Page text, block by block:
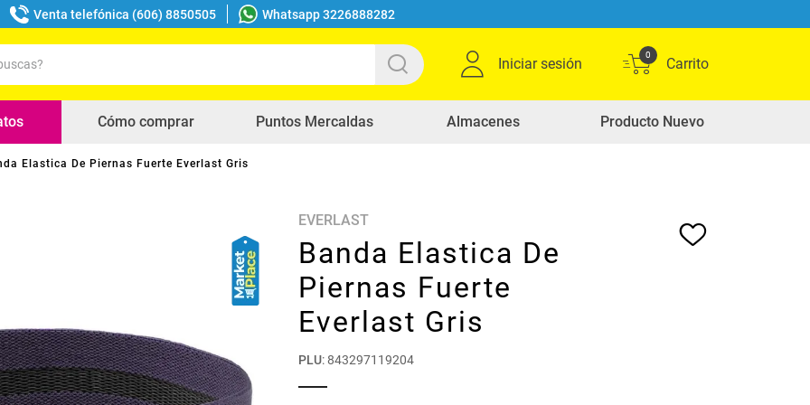
Venta telefónica (606) 8850505 Whatsapp 3226888282
Iniciar sesión
0
Cómo comprar Puntos Mercaldas Almacenes Producto Nuevo
Elastica De Piernas Fuerte Everlast Gris
EVERLAST
Banda Elastica De
Piernas Fuerte
Everlast Gris
PLU:843297119204
buscados